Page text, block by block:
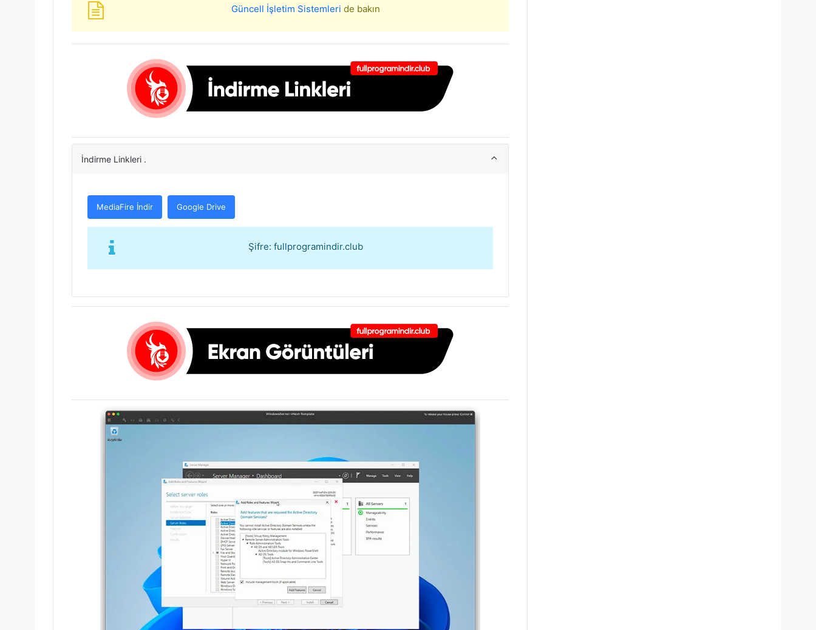
Güncell İşletim Sistemleri de bakın
İndirme Linkleri .
MediaFire İndir Google Drive
Şifre: fullprogramindir.club